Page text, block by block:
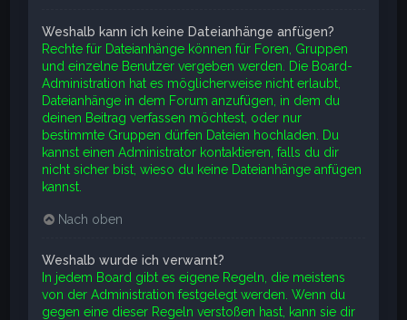
Weshalb kann ich keine Dateianhänge anfügen?
Rechte für Dateianhänge können für Foren, Gruppen
und einzelne Benutzer vergeben werden. Die Board-
Administration hat es möglicherweise nicht erlaubt,
Dateianhänge in dem Forum anzufügen, in dem du
deinen Beitrag verfassen möchtest, oder nur
bestimmte Gruppen dürfen Dateien hochladen. Du
kannst einen Administrator kontaktieren, falls du dir
nicht sicher bist, wieso du keine Dateianhänge anfügen
kannst.
Nach oben
Weshalb wurde ich verwarnt?
In jedem Board gibt es eigene Regeln, die meistens
von der Administration festgelegt werden. Wenn du
gegen eine dieser Regeln verstoßen hast, kann sie dir